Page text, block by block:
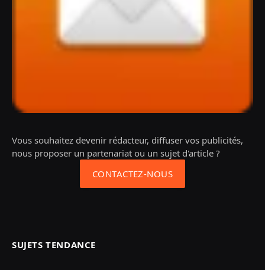
Vous souhaitez devenir rédacteur, diffuser vos publicités,
nous proposer un partenariat ou un sujet d'article ?
CONTACTEZ-NOUS
SUJETS TENDANCE